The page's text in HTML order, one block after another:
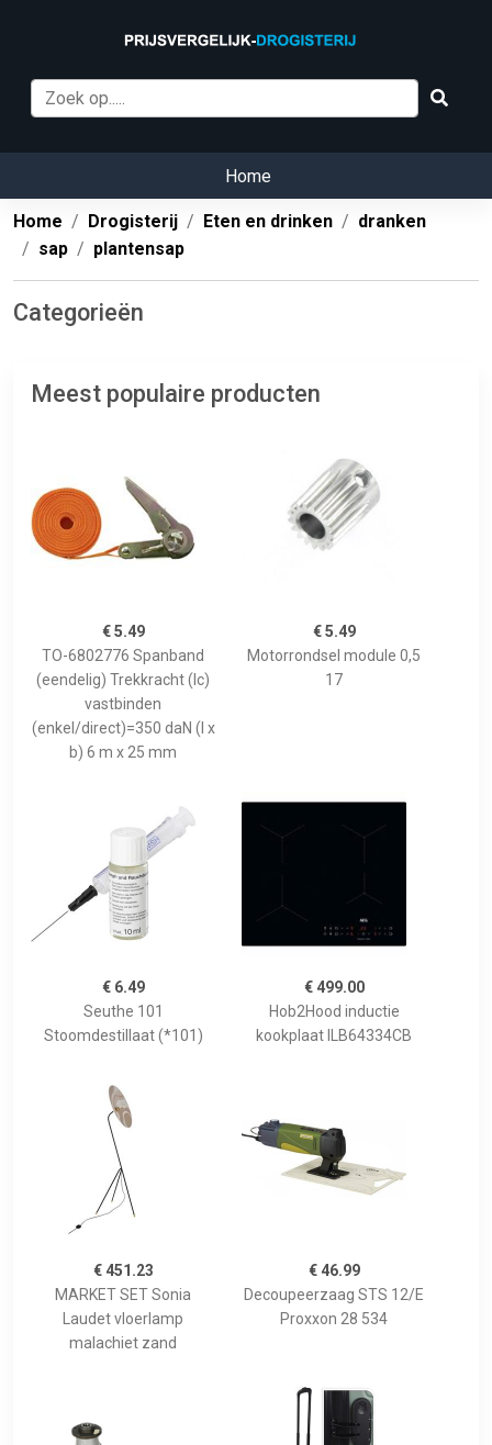
Home
Home Drogisterij Eten en drinken
dranken
sap
plantensap
Categorieën
Meest populaire producten
€ 5.49
TO-6802776 Spanband
(eendelig) Trekkracht (lc)
vastbinden
(enkel/direct)=350 daN (l x
b) 6 m x 25 mm
€ 5.49
Motorrondsel module 0,5
17
€ 6.49
Seuthe 101
Stoomdestillaat (*101)
€ 499.00
Hob2Hood inductie
kookplaat ILB64334CB
€ 451.23
MARKET SET Sonia
Laudet vloerlamp
malachiet zand
€ 46.99
Decoupeerzaag STS 12/E
Proxxon 28 534